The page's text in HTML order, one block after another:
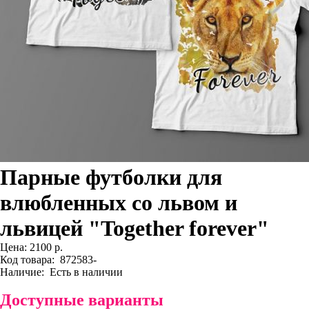
Парные футболки для
влюбленных со львом и
львицей "Together forever"
Цена: 2100 р.
Код товара: 872583-
Наличие: Есть в наличии
Доступные варианты